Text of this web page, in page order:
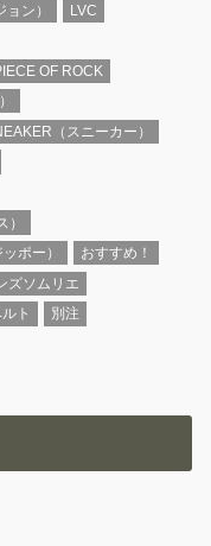
ン）
LVC
OF ROCK
（スニーカー）
ポー）
おすすめ！
ズソムリエ
ト
別注